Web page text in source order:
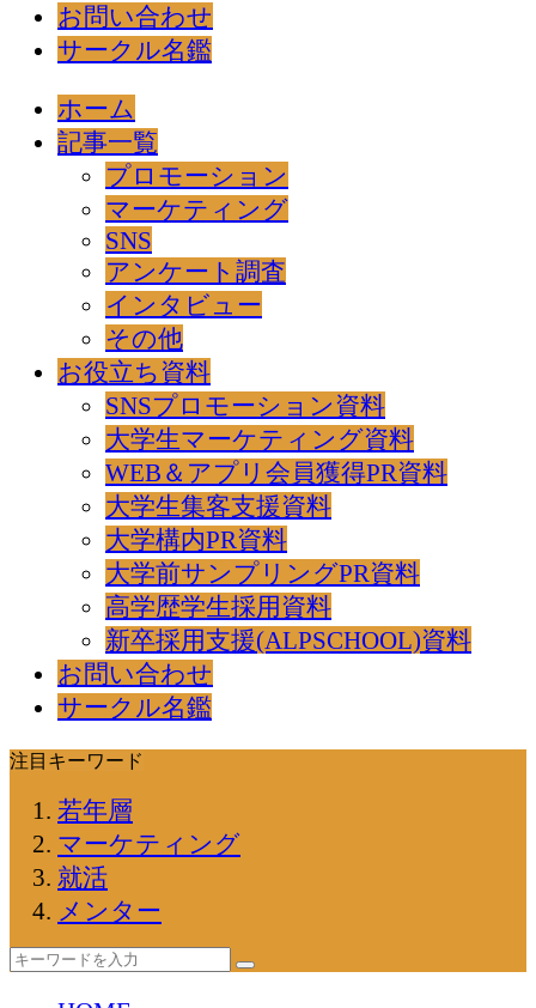
お問い合わせ
サークル名鑑
ホーム
記事一覧
プロモーション
マーケティング
SNS
アンケート調査
インタビュー
その他
お役立ち資料
SNSプロモーション資料
大学生マーケティング資料
WEB＆アプリ会員獲得PR資料
大学生集客支援資料
大学構内PR資料
大学前サンプリングPR資料
高学歴学生採用資料
新卒採用支援(ALPSCHOOL)資料
お問い合わせ
サークル名鑑
注目キーワード
若年層
マーケティング
就活
メンター